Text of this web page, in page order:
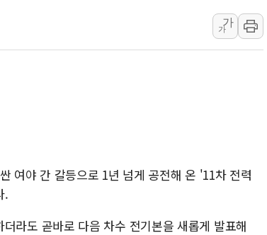
동해중부 전 해상
연일 폭염에 온열질
강원 중·남부 동해
청양 밭에서 일하
폭염에 車 운전면허
李대통령, 'ISA·주
가
가
여야 간 갈등으로 1년 넘게 공전해 온 '11차 전력
.
라도 곧바로 다음 차수 전기본을 새롭게 발표해